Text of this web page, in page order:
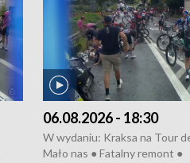
06.08.2026 - 18:30
W wydaniu: Kraksa na Tour
Mało nas ● Fatalny remont ●